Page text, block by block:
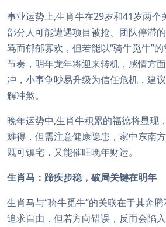
事业运势上,生肖牛在29岁和41岁两个
部分人可能遭遇项目被抢、团队停滞
骂而郁郁寡欢，但若能以“骑牛觅牛”
节奏，明年龙年将迎来转机，感情方
冲，小事争吵易升级为信任危机，建
解冲煞。
晚年运势中,生肖牛积累的福德将显现
难得，但需注意健康隐患，家中东南
既可镇宅，又能催旺晚年财运。
生肖马：蹄疾步稳，破局关键在明年
生肖马与“骑牛觅牛”的关联在于其奔
追求自由，但若方向错误，反而会陷入